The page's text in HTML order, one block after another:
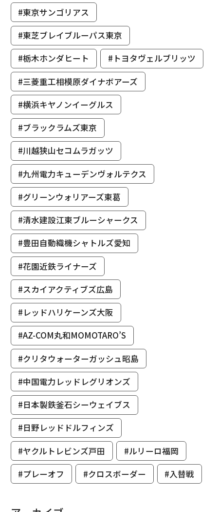
#東京サンゴリアス
#東芝ブレイブルーパス東京
#栃木ホンダヒート
#トヨタヴェルブリッツ
#三菱重工相模原ダイナボアーズ
#横浜キヤノンイーグルス
#ブラックラムズ東京
#川越狭山セコムラガッツ
#九州電力キューデンヴォルテクス
#グリーンウォリアーズ東葛
#清水建設江東ブルーシャークス
#豊田自動織機シャトルズ愛知
#花園近鉄ライナーズ
#スカイアクティブズ広島
#レッドハリケーンズ大阪
#AZ-COM丸和MOMOTARO’S
#クリタウォーターガッシュ昭島
#中国電力レッドレグリオンズ
#日本製鉄釜石シーウェイブス
#日野レッドドルフィンズ
#ヤクルトレビンズ戸田
#ルリーロ福岡
#プレーオフ
#クロスボーダー #入替戦